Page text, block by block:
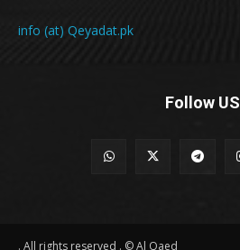
info (at) Qeyadat.pk
Follow US
All rights reserved . © Al Qaed .